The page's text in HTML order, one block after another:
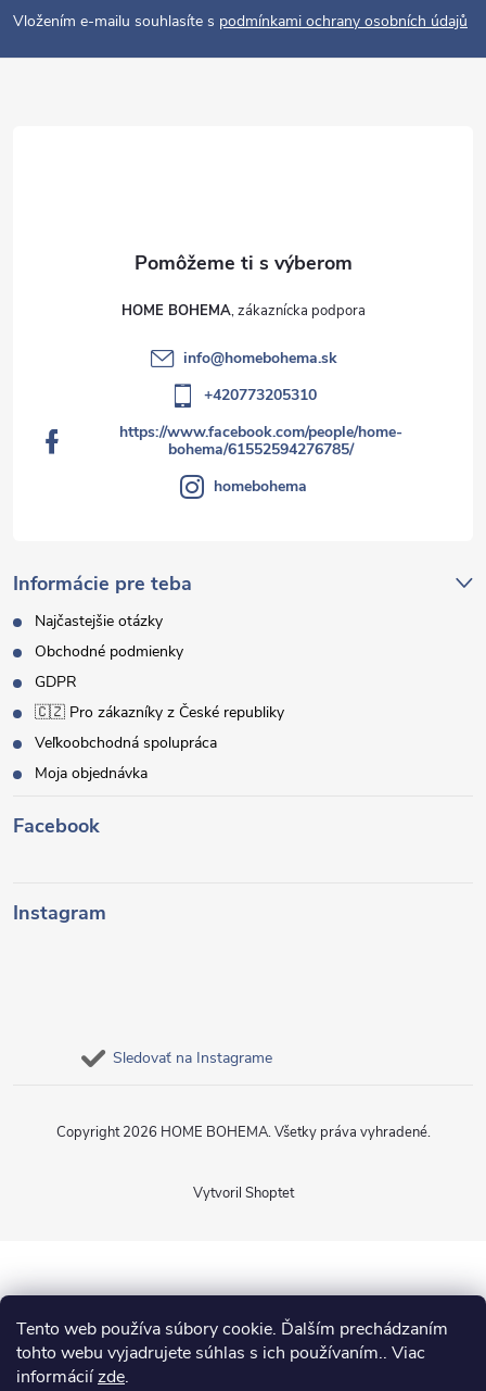
Tento web používa súbory cookie. Ďalším prechádzaním
tohto webu vyjadrujete súhlas s ich používaním.. Viac
informáciízde.
e
Vložením e-mailu souhlasíte s podmínkami ochrany osobních údajů
Informácie pre teba
Najčastejšie otázky
Obchodné podmienky
GDPR
🇨🇿 Pro zákazníky z České republiky
Veľkoobchodná spolupráca
Moja objednávka
HOME BOHEMA
info@homebohema.sk
+420773205310
https://www.facebook.com/people/home-
bohema/61552594276785/
homebohema
Facebook
Instagram
Sledovať na Instagrame
Vytvoril Shoptet
Copyright 2026 HOME BOHEMA. Všetky práva vyhradené.